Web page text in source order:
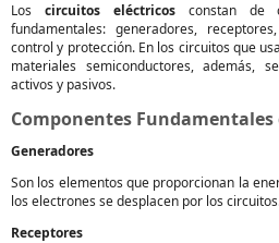
Los circuitos eléctricosconstan de
fundamentales: generadores,
control y protección. En los circuitos que
materiales semiconductores, además,
activos y pasivos.
Componentes
Generadores
Son los elementos que proporcionan la
los electrones se desplacen por los
Receptores